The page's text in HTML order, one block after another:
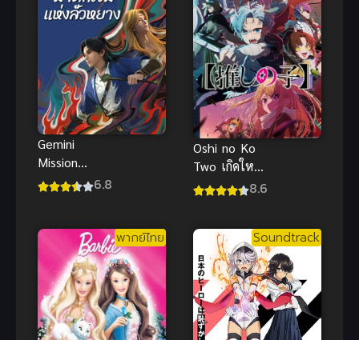
Gemini
Mission
(2023)
ไทย อนิเมะ
สืบสวนคดี
6.8
Oshi no Ko
Two เกิดใหม่
เป็นลูกโอชิ
ไทย
8.6
พากย์ไทย Soundtrack